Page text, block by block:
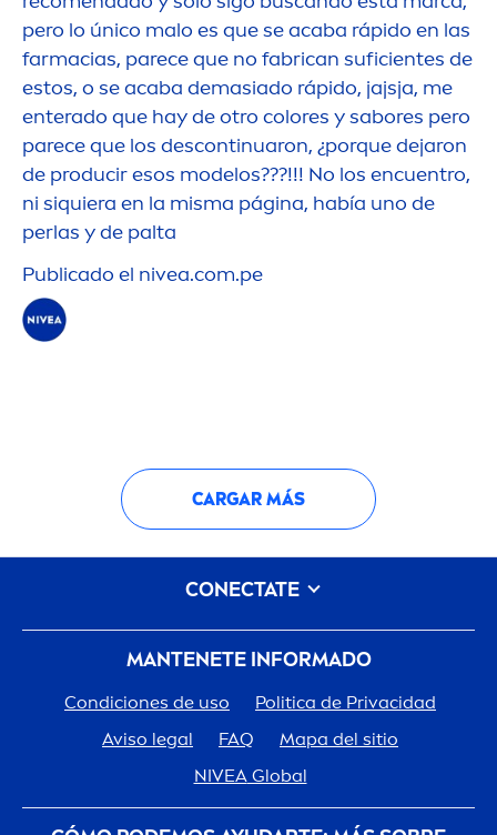
pero lo único malo es que se acaba rápido en las
farmacias, parece que no fabrican suficientes de
estos, o se acaba demasiado rápido, jajsja, me
enterado que hay de otro colores y sabores pero
parece que los descontinuaron, ¿porque dejaron
de producir esos modelos???!!! No los encuentro,
ni siquiera en la misma página, había uno de
perlas y de palta
Publicado el nivea.com.pe
CARGAR MÁS
MANTENETE INFORMADO
Condiciones de uso
Politica de Privacidad
Aviso legal
FAQ
Mapa del sitio
NIVEAGlobal
CONECTATE